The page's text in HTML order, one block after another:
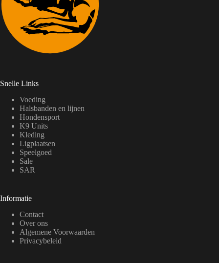
Snelle Links
Voeding
Halsbanden en lijnen
Hondensport
K9 Units
Kleding
Ligplaatsen
Speelgoed
Sale
SAR
Informatie
Contact
Over ons
Algemene Voorwaarden
Privacybeleid